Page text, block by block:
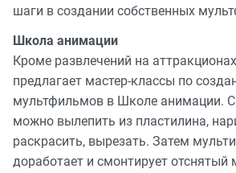
шаги в создании собственных
Школа анимации
Кроме развлечений на
предлагает мастер-классы по
мультфильмов в Школе анимации.
можно вылепить из пластилина,
раскрасить, вырезать. Затем
доработает и смонтирует отснятый